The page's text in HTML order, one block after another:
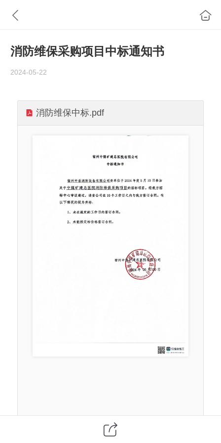
消防维保采购项目中标通知书
2024-05-22
消防维保中标.pdf